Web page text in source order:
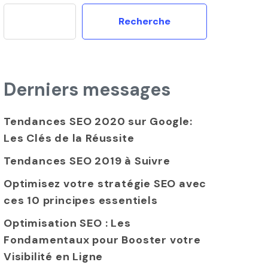
Recherche
Derniers messages
Tendances SEO 2020 sur Google:
Les Clés de la Réussite
Tendances SEO 2019 à Suivre
Optimisez votre stratégie SEO avec
ces 10 principes essentiels
Optimisation SEO : Les
Fondamentaux pour Booster votre
Visibilité en Ligne